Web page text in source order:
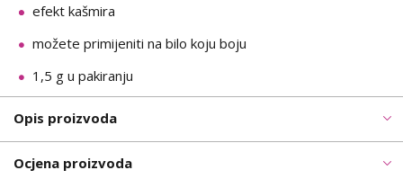
efekt kašmira
možete primijeniti na bilo koju boju
1,5 g u pakiranju
Opis proizvoda
Ocjena proizvoda